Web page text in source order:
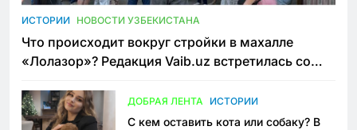
ИСТОРИИ НОВОСТИ УЗБЕКИСТАНА
Что происходит вокруг стройки в махалле
«Лолазор»? Редакция Vaib.uz встретилась со
ДОБРАЯ ЛЕНТА ИСТОРИИ
С кем оставить кота или собаку? В